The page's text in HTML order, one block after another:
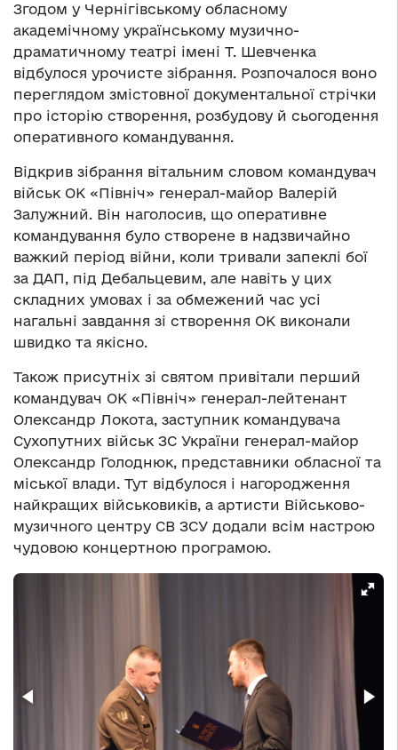
Згодом у Чернігівському обласному
академічному українському музично-
драматичному театрі імені Т. Шевченка
відбулося урочисте зібрання. Розпочалося воно
переглядом змістовної документальної стрічки
про історію створення, розбудову й сьогодення
оперативного командування.
Відкрив зібрання вітальним словом командувач
військ ОК «Північ» генерал-майор Валерій
Залужний. Він наголосив, що оперативне
командування було створене в надзвичайно
важкий період війни, коли тривали запеклі бої
за ДАП, під Дебальцевим, але навіть у цих
складних умовах і за обмежений час усі
нагальні завдання зі створення ОК виконали
швидко та якісно.
Також присутніх зі святом привітали перший
командувач ОК «Північ» генерал-лейтенант
Олександр Локота, заступник командувача
Сухопутних військ ЗС України генерал-майор
Олександр Голоднюк, представники обласної та
міської влади. Тут відбулося і нагородження
найкращих військовиків, а артисти Військово-
музичного центру СВ ЗСУ додали всім настрою
чудовою концертною програмою.